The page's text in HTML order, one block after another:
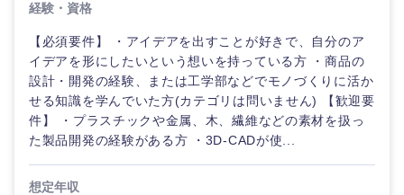
長崎県 熊本県
大分県 宮崎県
鹿児島県 沖縄県
経験・資格
【必須要件】 ・アイデアを出すことが好きで、自分のア
イデアを形にしたいという想いを持っている方 ・商品の
設計・開発の経験、または工学部などでモノづくりに活か
せる知識を学んでいた方(カテゴリは問いません) 【歓迎要
件】 ・プラスチックや金属、木、繊維などの素材を扱っ
た製品開発の経験がある方 ・3D-CADが使...
想定年収